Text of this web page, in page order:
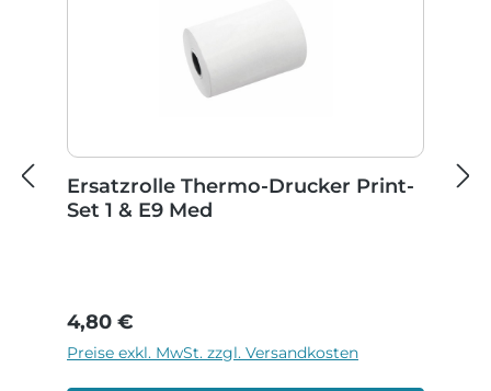
Ersatzrolle Thermo-Drucker Print-
Set 1 & E9 Med
Regulärer Preis:
4,80 €
Preise exkl. MwSt. zzgl. Versandkosten